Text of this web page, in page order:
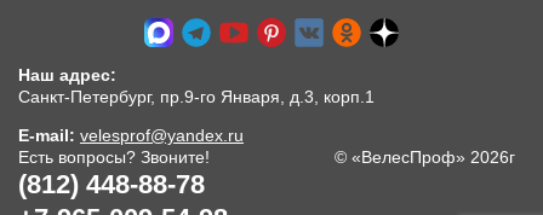
Наш адрес:
Санкт-Петербург, пр.9-го Января, д.3, корп.1
E-mail: velesprof@yandex.ru
Есть вопросы? Звоните!
(812) 448-88-78
© «ВелесПроф» 2026г